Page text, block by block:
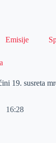
Emisije
19. susreta
16:28